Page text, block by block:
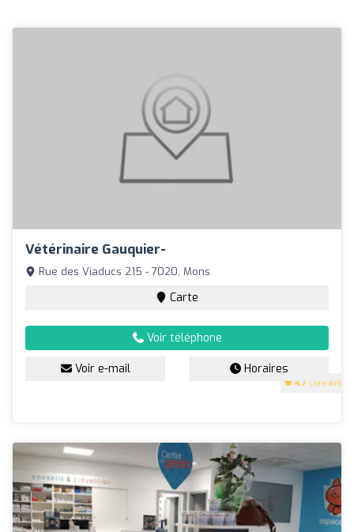
Vétérinaire Gauquier-
4.7 (199 avis)
Rue des Viaducs 215 - 7020, Mons
Carte
Voir téléphone
Voir e-mail Horaires